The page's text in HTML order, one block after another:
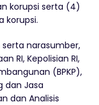
korupsi serta (4)
korupsi.
narasumber,
RI, Kepolisian RI,
(BPKP),
dan Jasa
dan Analisis